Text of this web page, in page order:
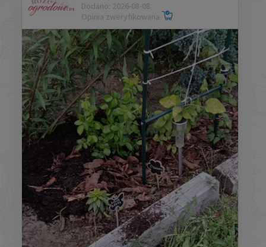
Dodano: 2026-08-08
Opinia zweryfikowana